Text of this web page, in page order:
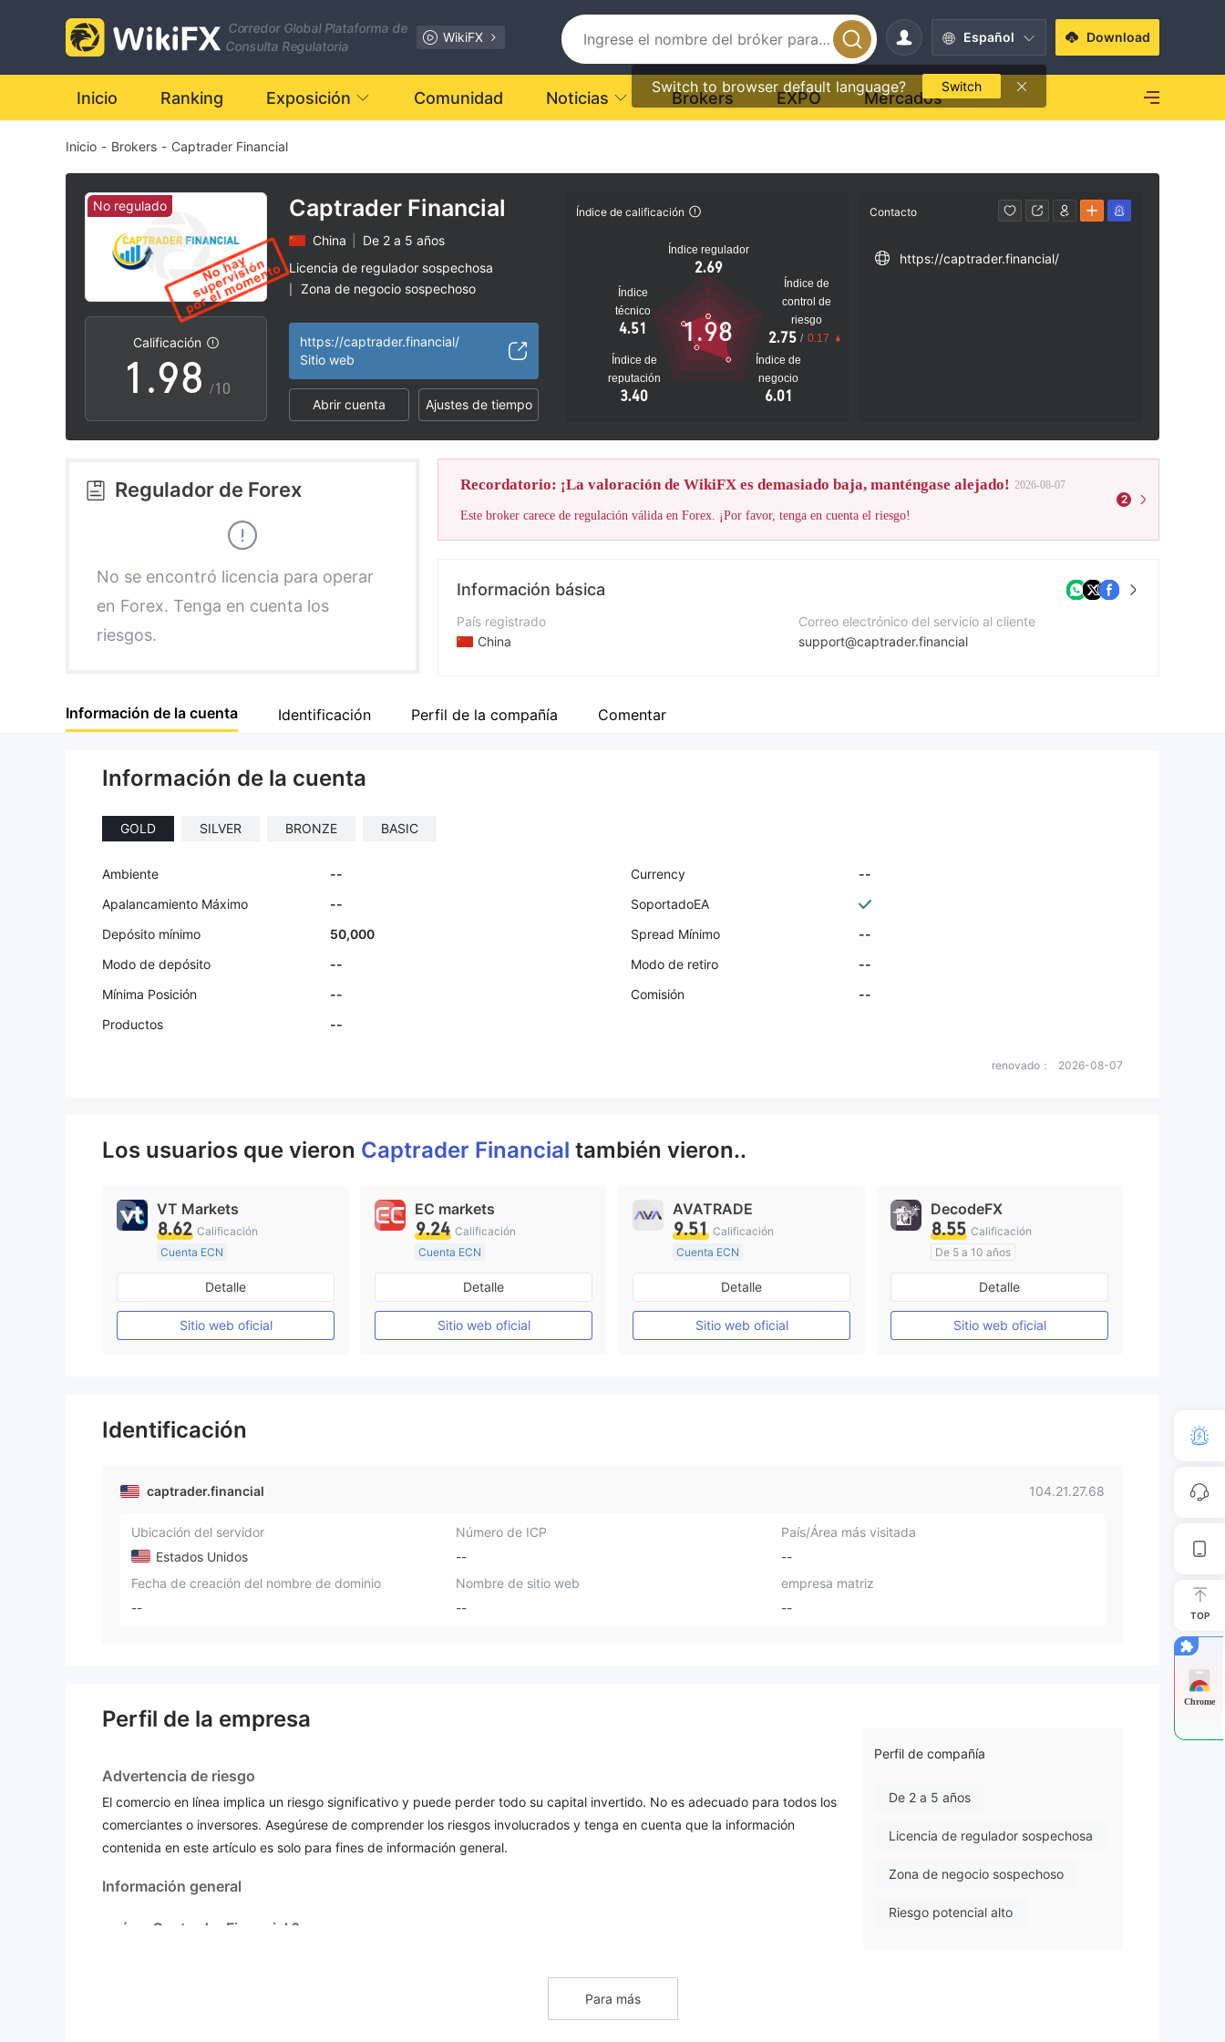
Corredor Global Plataforma de
Consulta Regulatoria
WikiFX Español
Switch to browser default language? Switch
Download
Inicio Ranking Exposición Comunidad Noticias Brokers EXPO Mercados
Inicio - Brokers - Captrader Financial
No regulado
Calificación
0
1
2
3
5
6
7
8
9
.
3
4
5
6
7
8
9
2
3
4
6
7
8
9
/10
Captrader Financial
China
De 2 a 5 años
Licencia de regulador sospechosa
Zona de negocio sospechoso
https://captrader.financial/
Sitio web
Abrir cuenta Ajustes de tiempo
Índice de calificación
Índice regulador
2.69
Índice
técnico
4.51
Índice de
reputación
3.40
Índice de
negocio
6.01
Índice de
control de
riesgo
2.75 / 0.17
1.98
Contacto
https://captrader.financial/
Regulador de Forex
No se encontró licencia para operar
en Forex. Tenga en cuenta los
riesgos.
Recordatorio: ¡La valoración de WikiFX es demasiado baja, manténgase alejado! 2026-08-07
Este broker carece de regulación válida en Forex. ¡Por favor, tenga en cuenta el riesgo!
2
Información básica
País registrado
China
Empresa
Correo electrónico del servicio al cliente
support@captrader.financial
Información de la cuenta Identificación Perfil de la compañía Comentar
Información de la cuenta
GOLD SILVER BRONZE BASIC
Ambiente -- Currency
--
Apalancamiento Máximo
--
SoportadoEA
Depósito mínimo
50,000 Spread Mínimo
--
Modo de depósito
-- Modo de retiro
--
Mínima Posición
-- Comisión
--
Productos
--
renovado： 2026-08-07
Los usuarios que vieron Captrader Financial también vieron..
VT Markets
8.62 Calificación
Cuenta ECN
De 10 a 15 años
Supervisión en Australia
Creación Mercado Forex (MM)
Licencia completa de MT4
Detalle
Sitio web oficial
EC markets
9.24 Calificación
Cuenta ECN
De 10 a 15 años
Supervisión en Australia
Creación Mercado Forex (MM)
Licencia completa de MT4
Detalle
Sitio web oficial
AVATRADE
9.51 Calificación
Cuenta ECN
De 15 a 20 años
Supervisión en Australia
Creación Mercado Forex (MM)
Licencia completa de MT4
Detalle
Sitio web oficial
DecodeFX
8.55 Calificación
De 5 a 10 años
Supervisión en Australia
Licencia completa de MT4
Detalle
Sitio web oficial
Identificación
captrader.financial 104.21.27.68
Ubicación del servidor
Estados Unidos
Número de ICP
--
País/Área más visitada
--
Fecha de creación del nombre de dominio
--
Nombre de sitio web
--
empresa matriz
--
Perfil de la empresa
Advertencia de riesgo
El comercio en línea implica un riesgo significativo y puede perder todo su capital invertido. No es adecuado para todos los
comerciantes o inversores. Asegúrese de comprender los riesgos involucrados y tenga en cuenta que la información
contenida en este artículo es solo para fines de información general.
Información general
qué es Captrader Financial ?
de mercado que incluyen divisas, índices, materias primas, acciones, criptomonedas. sin embargo, es importante señalar
por cualquier autoridad financiera reconocida que pueda generar
Perfil de compañía
De 2 a 5 años
Licencia de regulador sospechosa
Zona de negocio sospechoso
Riesgo potencial alto
Para más
TOP
Chrome